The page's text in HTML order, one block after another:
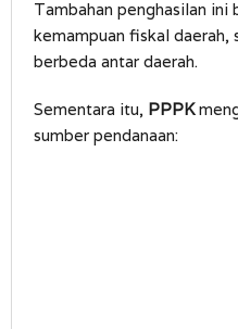
Tambahan penghasilan ini
kemampuan fiskal daerah,
berbeda antar daerah.
Sementara itu, PPPK
sumber pendanaan: